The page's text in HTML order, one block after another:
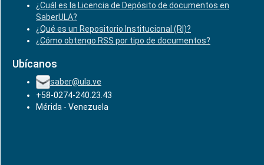
¿Cuál es la Licencia de Depósito de documentos en
SaberULA?
¿Qué es un Repositorio Institucional (RI)?
¿Cómo obtengo RSS por tipo de documentos?
Ubícanos
saber@ula.ve
+58-0274-240.23.43
Mérida - Venezuela